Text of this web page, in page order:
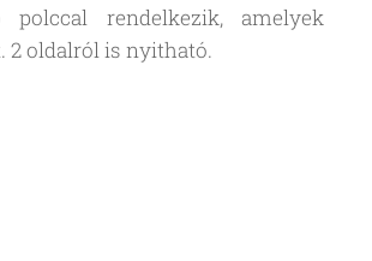
polccal rendelkezik, amelyek
2 oldalról is nyitható.